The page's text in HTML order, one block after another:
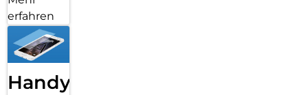
erfahren
Handy